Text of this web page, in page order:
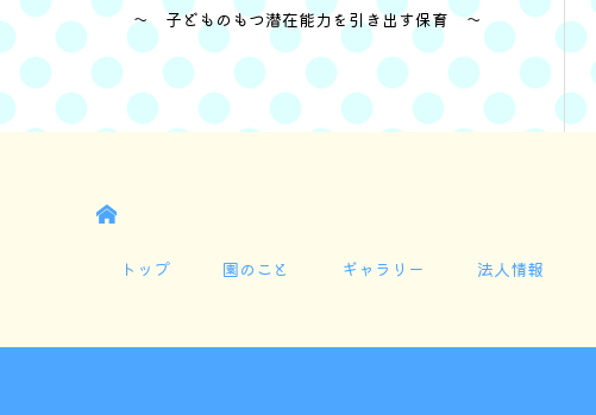
～ 子どものもつ潜在能力を引き出す保育 ～
トップ 園のこと ギャラリー 法人情報